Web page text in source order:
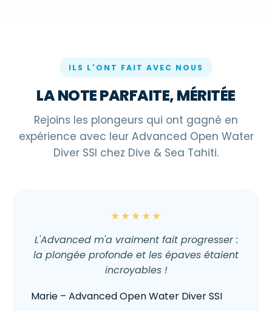
ILS L'ONT FAIT AVEC NOUS
LA NOTE PARFAITE, MÉRITÉE
Rejoins les plongeurs qui ont gagné en
expérience avec leur Advanced Open Water
Diver SSI chez Dive & Sea Tahiti.
★★★★★
L'Advanced m'a vraiment fait progresser :
la plongée profonde et les épaves étaient
incroyables !
Marie – Advanced Open Water Diver SSI